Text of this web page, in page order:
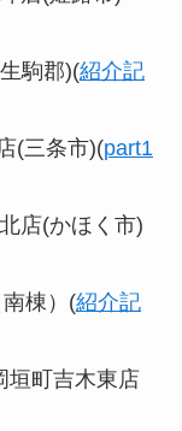
駒郡)(紹介記
(三条市)(part1
店(かほく市)
南棟）(紹介記
垣町吉木東店